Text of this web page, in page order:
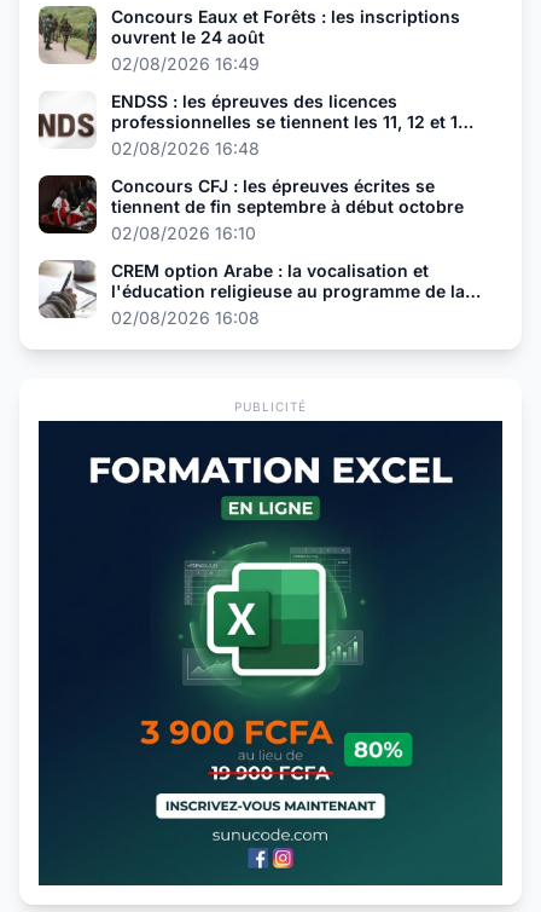
Concours Eaux et Forêts : les inscriptions
ouvrent le 24 août
02/08/2026 16:49
ENDSS : les épreuves des licences
professionnelles se tiennent les 11, 12 et 13
août
02/08/2026 16:48
Concours CFJ : les épreuves écrites se
tiennent de fin septembre à début octobre
02/08/2026 16:10
CREM option Arabe : la vocalisation et
l'éducation religieuse au programme de la
présélection
02/08/2026 16:08
PUBLICITÉ